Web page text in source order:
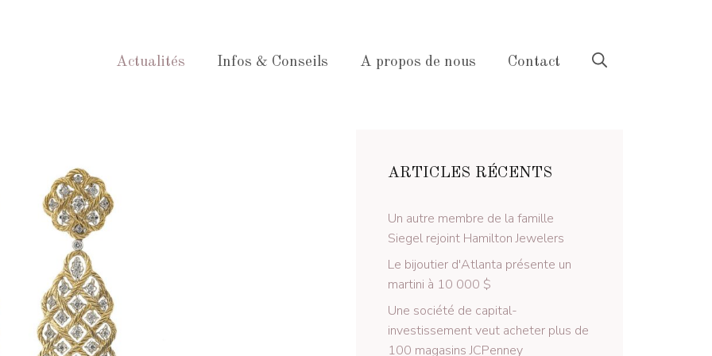
Actualités Infos & Conseils A propos de nous Contact
ARTICLES RÉCENTS
Un autre membre de la famille
Siegel rejoint Hamilton Jewelers
Le bijoutier d'Atlanta présente un
martini à 10 000 $
Une société de capital-
investissement veut acheter plus de
100 magasins JCPenney